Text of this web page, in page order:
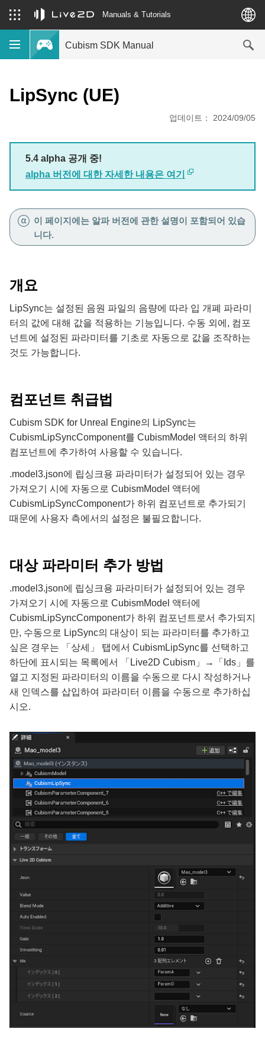
Manuals & Tutorials
Cubism SDK Manual
LipSync (UE)
업데이트： 2024/09/05
5.4 alpha 공개 중!
alpha 버전에 대한 자세한 내용은 여기
이 페이지에는 알파 버전에 관한 설명이 포함되어 있습
니다.
개요
LipSync는 설정된 음원 파일의 음량에 따라 입 개폐 파라미
터의 값에 대해 값을 적용하는 기능입니다. 수동 외에, 컴포
넌트에 설정된 파라미터를 기초로 자동으로 값을 조작하는
것도 가능합니다.
컴포넌트 취급법
Cubism SDK for Unreal Engine의 LipSync는
CubismLipSyncComponent를 CubismModel 액터의 하위
컴포넌트에 추가하여 사용할 수 있습니다.
.model3.json에 립싱크용 파라미터가 설정되어 있는 경우
가져오기 시에 자동으로 CubismModel 액터에
CubismLipSyncComponent가 하위 컴포넌트로 추가되기
때문에 사용자 측에서의 설정은 불필요합니다.
대상 파라미터 추가 방법
.model3.json에 립싱크용 파라미터가 설정되어 있는 경우
가져오기 시에 자동으로 CubismModel 액터에
CubismLipSyncComponent가 하위 컴포넌트로서 추가되지
만, 수동으로 LipSync의 대상이 되는 파라미터를 추가하고
싶은 경우는 「상세」 탭에서 CubismLipSync를 선택하고
하단에 표시되는 목록에서 「Live2D Cubism」→「Ids」를
열고 지정된 파라미터의 이름을 수동으로 다시 작성하거나
새 인덱스를 삽입하여 파라미터 이름을 수동으로 추가하십
시오.